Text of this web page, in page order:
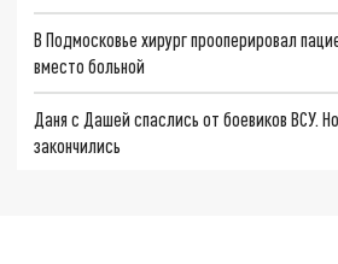
В Подмосковье хирург прооперировал
вместо больной
Даня с Дашей спаслись от боевиков ВСУ.
закончились